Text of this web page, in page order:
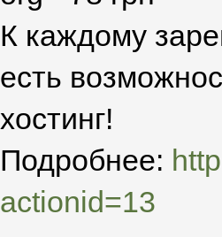
К каждому
есть
хостинг!
Подробнее:
actionid=13